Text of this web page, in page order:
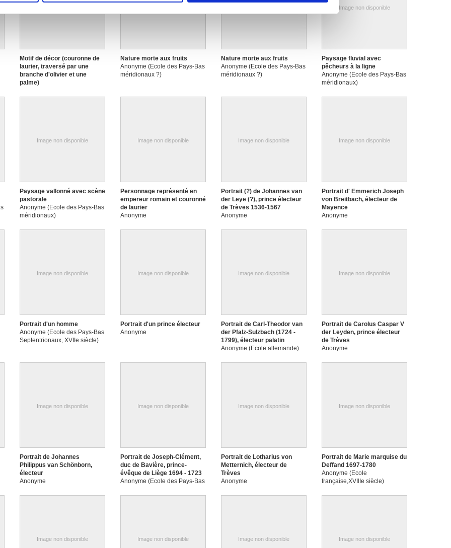
de publicité et d'analyse, qui peuvent combiner celles-ci avec d'autres informations que
ont collectées lors de votre utilisation de leurs services.
Motif de décor (couronne de
laurier, traversé par une
branche d'olivier et une
palme)
Nature morte aux fruits
Anonyme (Ecole des Pays-Bas
méridionaux ?)
Nature morte aux fruits
Anonyme (Ecole des Pays-Bas
méridionaux ?)
Image non disponible
Paysage fluvial avec
pêcheurs à la ligne
Anonyme (Ecole des Pays-Bas
méridionaux)
Image non disponible
Paysage vallonné avec scène
pastorale
Anonyme (Ecole des Pays-Bas
méridionaux)
Image non disponible
Personnage représenté en
empereur romain et couronné
de laurier
Anonyme
Image non disponible
Portrait (?) de Johannes van
der Leye (?), prince électeur
de Trèves 1536-1567
Anonyme
Image non disponible
Portrait d' Emmerich Joseph
von Breitbach, électeur de
Mayence
Anonyme
Image non disponible
Portrait d'un homme
Anonyme (Ecole des Pays-Bas
Septentrionaux, XVIIe siècle)
Image non disponible
Portrait d'un prince électeur
Anonyme
Image non disponible
Portrait de Carl-Theodor van
der Pfalz-Sulzbach (1724 -
1799), électeur palatin
Anonyme (Ecole allemande)
Image non disponible
Portrait de Carolus Caspar V
der Leyden, prince électeur
de Trèves
Anonyme
Image non disponible
Portrait de Johannes
Philippus van Schönborn,
électeur
Anonyme
Image non disponible
Portrait de Joseph-Clément,
duc de Bavière, prince-
évêque de Liège 1694 - 1723
Anonyme (Ecole des Pays-Bas
Image non disponible
Portrait de Lotharius von
Metternich, électeur de
Trèves
Anonyme
Image non disponible
Portrait de Marie marquise du
Deffand 1697-1780
Anonyme (Ecole
française,XVIIIe siècle)
Image non disponible Image non disponible Image non disponible Image non disponible